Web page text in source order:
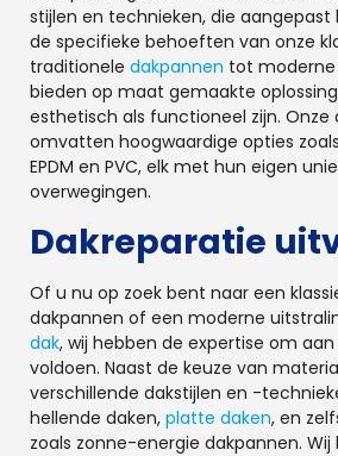
stijlen en technieken, die aangepast
de specifieke behoeften van onze
traditionele dakpannen tot moderne
bieden op maat gemaakte
esthetisch als functioneel zijn. Onze
omvatten hoogwaardige opties
EPDM en PVC, elk met hun eigen
overwegingen.
Dakreparatie
Of u nu op zoek bent naar een
dakpannen of een moderne
dak, wij hebben de expertise om
voldoen. Naast de keuze van
verschillende dakstijlen en -
hellende daken, platte daken, en
zoals zonne-energie dakpannen.